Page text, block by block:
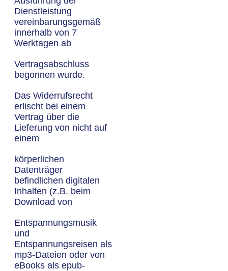
Dienstleistung
vereinbarungsgemäß
innerhalb von 7
Werktagen ab
Vertragsabschluss
begonnen wurde.
Das Widerrufsrecht
erlischt bei einem
Vertrag über die
Lieferung von nicht auf
einem
körperlichen
Datenträger
befindlichen digitalen
Inhalten (z.B. beim
Download von
Entspannungsmusik
und
Entspannungsreisen als
mp3-Dateien oder von
eBooks als epub-